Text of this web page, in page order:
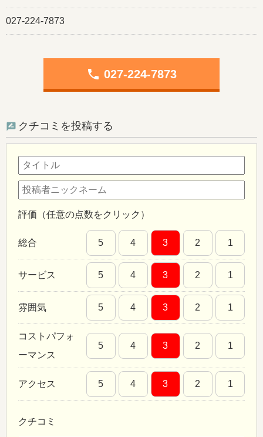
027-224-7873
phone 027-224-7873
クチコミを投稿する
評価（任意の点数をクリック）
総合 5 4 3 2 1
サービス 5 4 3 2 1
雰囲気 5 4 3 2 1
コストパフォ
ーマンス
5 4 3 2 1
アクセス 5 4 3 2 1
クチコミ